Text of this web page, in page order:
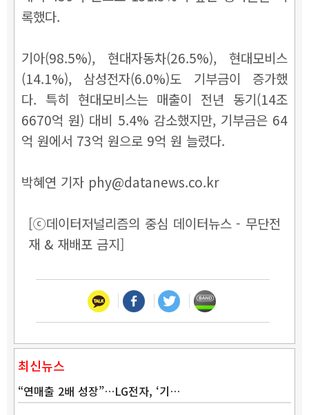
록했다.
기아(98.5%), 현대자동차(26.5%), 현대모비스
(14.1%), 삼성전자(6.0%)도 기부금이 증가했
다. 특히 현대모비스는 매출이 전년 동기(14조
6670억 원) 대비 5.4% 감소했지만, 기부금은 64
억 원에서 73억 원으로 9억 원 늘렸다.
박혜연 기자 phy@datanews.co.kr
[ⓒ데이터저널리즘의 중심 데이터뉴스 - 무단전
재 & 재배포 금지]
최신뉴스
“연매출 2배 성장”…LG전자, ‘기…